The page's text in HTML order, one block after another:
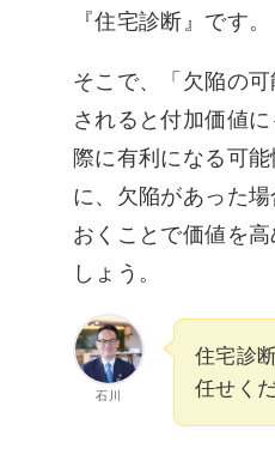
『住宅診断』です。
そこで、「欠陥の
されると付加価値
際に有利になる可
に、欠陥があった
おくことで価値を
しょう。
石川
住宅診
任せく